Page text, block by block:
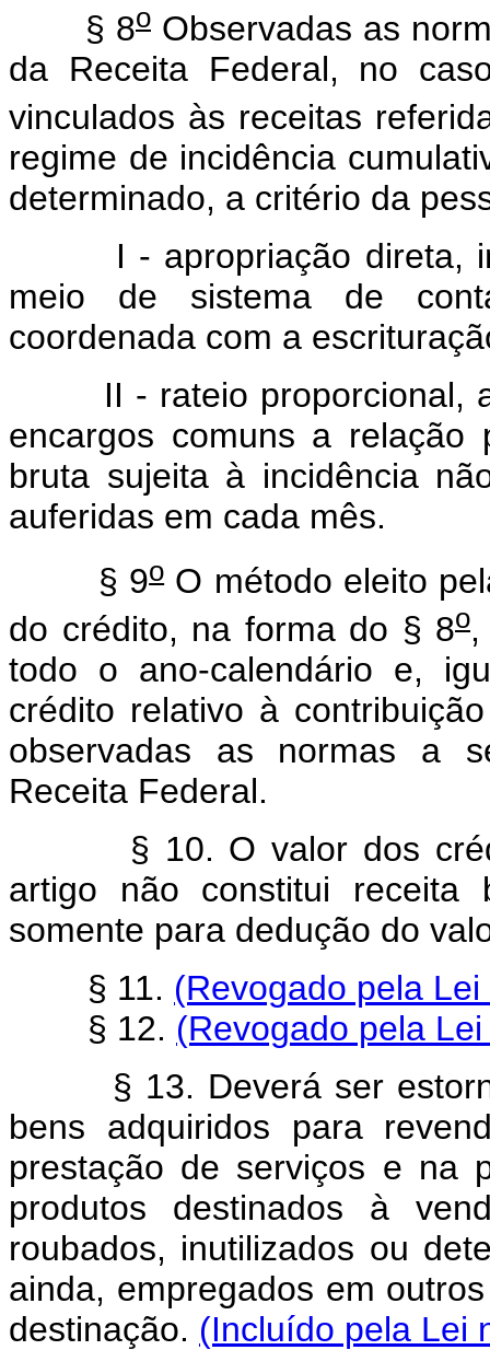
§ 8o Observadas as
da Receita Federal, no
vinculados às receitas
regime de incidência
determinado, a critério da
I - apropriação direta,
meio de sistema de
coordenada com a
II - rateio proporcional,
encargos comuns a relação
bruta sujeita à incidência
auferidas em cada mês.
§ 9oO método eleito
do crédito, na forma do § 8o
todo o ano-calendário e,
crédito relativo à
observadas as normas a
Receita Federal.
§ 10. O valor dos
artigo não constitui receita
somente para dedução do
§ 11. (Revogado pela
§ 12. (Revogado pela
§ 13. Deverá ser
bens adquiridos para
prestação de serviços e na
produtos destinados à
roubados, inutilizados ou
ainda, empregados em
destinação. (Incluído pela Lei